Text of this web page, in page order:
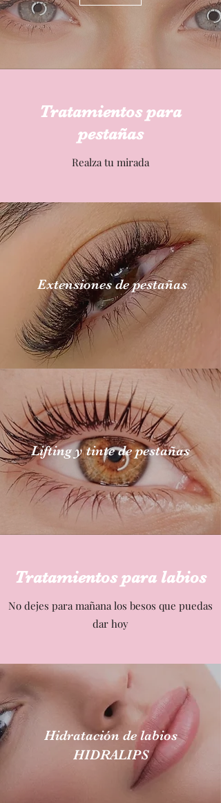
Tratamientos para
pestañas
Realza tu mirada
Extensiones de pestañas
Lifting y tinte de pestañas
Tratamientos para labios
No dejes para mañana los besos que puedas
dar hoy
Hidratación de labios
HIDRALIPS